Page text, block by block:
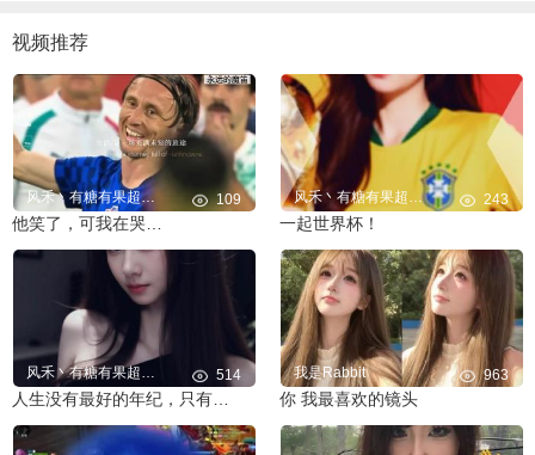
视频推荐
风禾丶有糖有果超宠粉 109
他笑了，可我在哭…
风禾丶有糖有果超宠粉 243
一起世界杯！
514 我是Rabbit 963
你 我最喜欢的镜头